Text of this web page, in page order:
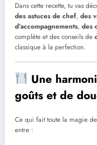
Dans cette recette, tu vas
des astuces de chef, des
d’accompagnements, des
complète et des conseils de
classique à la perfection.
Une
goûts et de
Ce qui fait toute la magie
entre :